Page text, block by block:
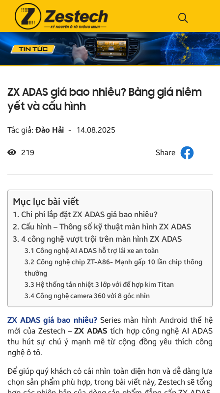
ZX ADAS giá bao nhiêu? Bảng giá niêm
yết và cấu hình
Tác giả: Đào Hải - 14.08.2025
219
Mục lục bài viết
1. Chi phí lắp đặt ZX ADAS giá bao nhiêu?
2. Cấu hình – Thông số kỹ thuật màn hình ZX ADAS
3. 4 công nghệ vượt trội trên màn hình ZX ADAS
3.1 Công nghệ AI ADAS hỗ trợ lái xe an toàn
3.2 Công nghệ chip ZT-A86- Mạnh gấp 10 lần chip thông
thường
3.3 Hệ thống tản nhiệt 3 lớp với đế hợp kim Titan
3.4 Công nghệ camera 360 với 8 góc nhìn
ZX ADAS giá bao nhiêu?Series màn hình Android thế hệ
mới của Zestech –ZX ADAS tích hợp công nghệ AI ADAS
thu hút sự chú ý mạnh mẽ từ cộng đồng yêu thích công
nghệ ô tô.
Để giúp quý khách có cái nhìn toàn diện hơn và dễ dàng lựa
chọn sản phẩm phù hợp, trong bài viết này, Zestech sẽ tổng